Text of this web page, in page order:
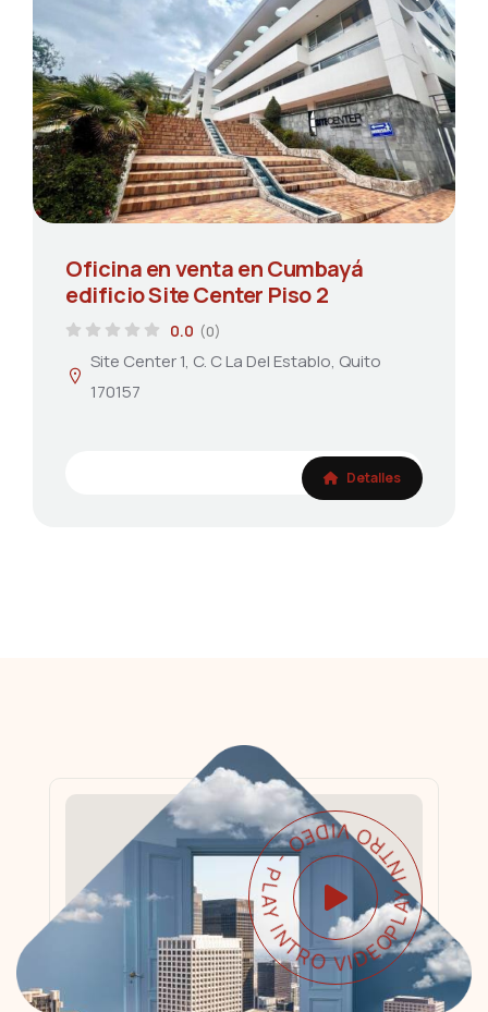
Oficina en venta en Cumbayá
edificio Site Center Piso 2
0.0 (0)
Site Center 1, C. C La Del Establo, Quito
170157
Detalles
PLAY INTRO VIDEO - PLAY INTRO VIDEO -